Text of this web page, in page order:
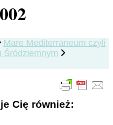
Mare Mediterraneum czyli
Śródziemnym
Cię również: